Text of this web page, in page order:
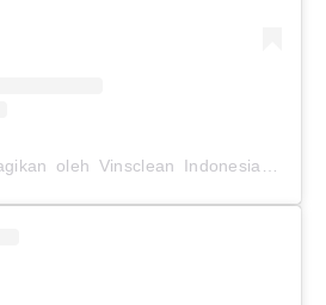
Sebuah kiriman dibagikan oleh Vinsclean Indonesia (@vinsclean.official)